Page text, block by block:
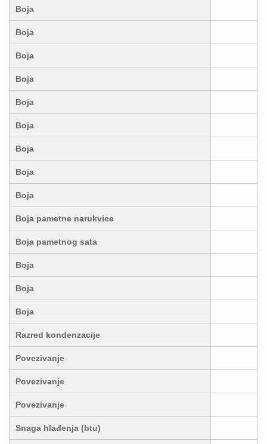
Boja
Boja
Boja
Boja
Boja
Boja
Boja
Boja
Boja
Boja pametne narukvice
Boja pametnog sata
Boja
Boja
Boja
Razred kondenzacije
Povezivanje
Povezivanje
Povezivanje
Snaga hlađenja (btu)